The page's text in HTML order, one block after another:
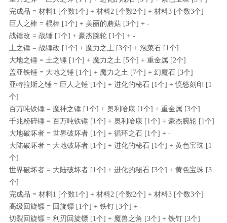
完成品 = 材料1 [个数1个] + 材料2 [个数2个] + 材料3 [个数3个]
巨人之棒 = 棍棒 [1个] + 美丽的蘑菇 [3个] + -
战锤改 = 战锤 [1个] + 豪杰腕轮 [1个] + -
土之锤 = 战锤改 [1个] + 魔力之土 [3个] + 泡菜石 [1个]
大地之锤 = 土之锤 [1个] + 魔力之土 [5个] + 重金属 [2个]
盖亚铁锤 = 大地之锤 [1个] + 魔力之土 [7个] + 幻魔石 [3个]
亚特拉斯之锤 = 巨人之锤 [1个] + 进化的秘石 [1个] + 愤怒刻印 [1
个]
百万吨铁锤 = 魔神之锤 [1个] + 奥利哈康 [1个] + 重金属 [3个]
千兆粉碎锤 = 百万吨铁锤 [1个] + 奥利哈康 [1个] + 豪杰腕轮 [1个]
大地破坏者 = 世界破坏者 [1个] + 循环之石 [1个] + -
大陆破坏者 = 大地破坏者 [1个] + 进化的秘石 [1个] + 黄色宝珠 [1
个]
世界破坏者 = 大陆破坏者 [1个] + 进化的秘石 [3个] + 黄色宝珠 [3
个]
完成品 = 材料1 [个数1个] + 材料2 [个数2个] + 材料3 [个数3个]
高级回旋镖 = 回旋镖 [1个] + 铁钉 [3个] + -
切裂回旋镖 = 利刃回旋镖 [1个] + 魔兽之角 [3个] + 铁钉 [3个]